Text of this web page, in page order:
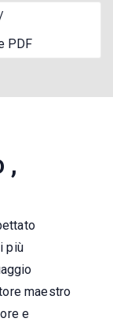
PDF
,
più
maestro
e